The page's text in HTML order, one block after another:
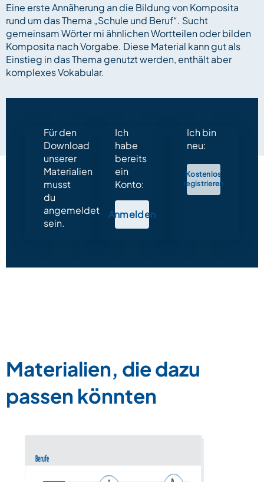
Eine erste Annäherung an die Bildung von Komposita
rund um das Thema „Schule und Beruf“. Sucht
gemeinsam Wörter mi ähnlichen Wortteilen oder bilden
Komposita nach Vorgabe. Diese Material kann gut als
Einstieg in das Thema genutzt werden, enthält aber
komplexes Vokabular.
Für den
Download
unserer
Materialien
musst
du
angemeldet
sein.
Ich
habe
bereits
ein
Konto:
Anmelden
Ich bin
neu:
Kostenlos
registrieren
Materialien, die dazu
passen könnten